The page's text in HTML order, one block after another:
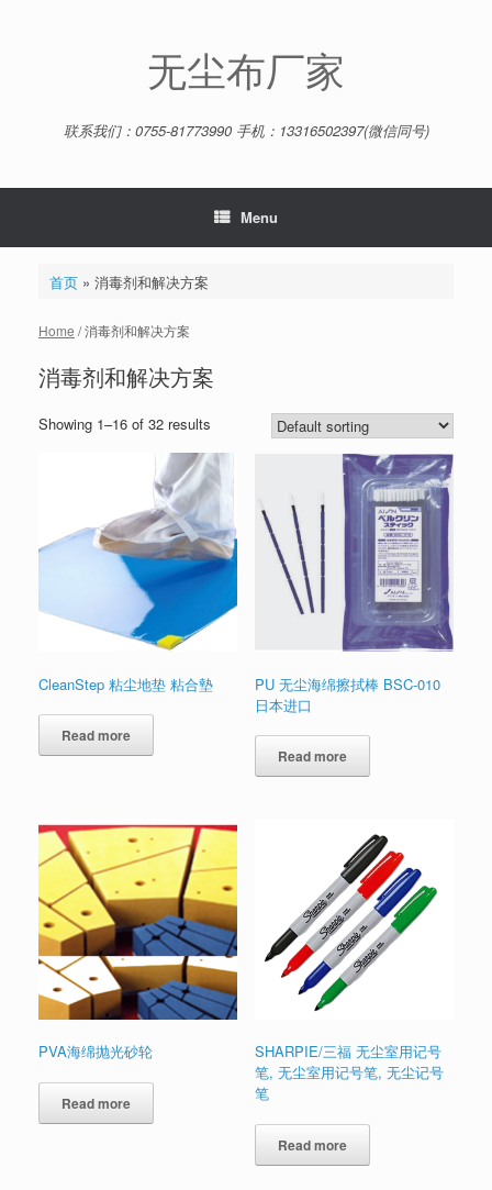
无尘布厂家
联系我们：0755-81773990 手机：13316502397(微信同号)
Menu
首页» 消毒剂和解决方案
Home / 消毒剂和解决方案
消毒剂和解决方案
Showing 1–16 of 32 results
CleanStep 粘尘地垫 粘合墊
Read more
PU 无尘海绵擦拭棒 BSC-010
日本进口
Read more
PVA海绵抛光砂轮
Read more
SHARPIE/三福 无尘室用记号
笔, 无尘室用记号笔, 无尘记号
笔
Read more